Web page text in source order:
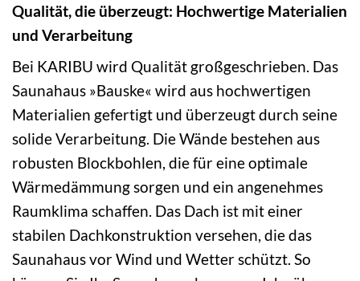
Qualität, die überzeugt: Hochwertige Materialien
und Verarbeitung
Bei KARIBU wird Qualität großgeschrieben. Das
Saunahaus »Bauske« wird aus hochwertigen
Materialien gefertigt und überzeugt durch seine
solide Verarbeitung. Die Wände bestehen aus
robusten Blockbohlen, die für eine optimale
Wärmedämmung sorgen und ein angenehmes
Raumklima schaffen. Das Dach ist mit einer
stabilen Dachkonstruktion versehen, die das
Saunahaus vor Wind und Wetter schützt. So